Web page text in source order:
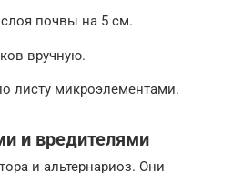
почвы на 5 см.
вручную.
листу микроэлементами.
и вредителями
и альтернариоз. Они